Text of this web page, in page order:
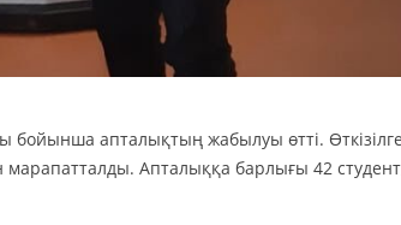
апталықтың жабылуы өтті.
марапатталды. Апталыққа барлығы 42